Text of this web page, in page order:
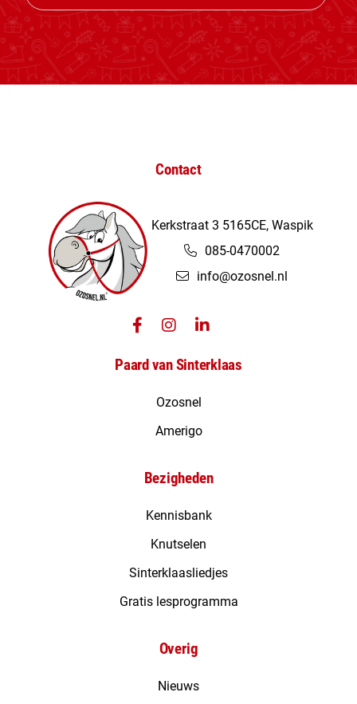
Contact
Kerkstraat 3 5165CE, Waspik
085-0470002
info@ozosnel.nl
Paard van Sinterklaas
Ozosnel
Amerigo
Bezigheden
Kennisbank
Knutselen
Sinterklaasliedjes
Gratis lesprogramma
Overig
Nieuws